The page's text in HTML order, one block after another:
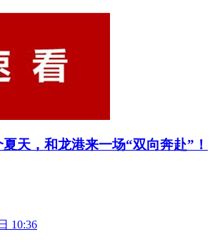
天，和龙港来一场“双向奔赴”！
10:36